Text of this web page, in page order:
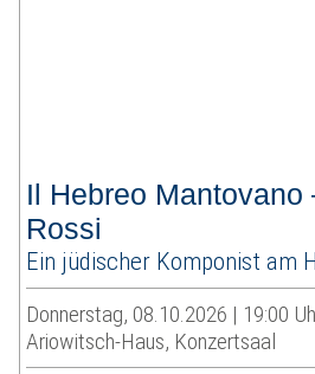
Il Hebreo Mantovano
Rossi
Ein jüdischer Komponist am
Donnerstag, 08.10.2026 | 19:00
Ariowitsch-Haus, Konzertsaal